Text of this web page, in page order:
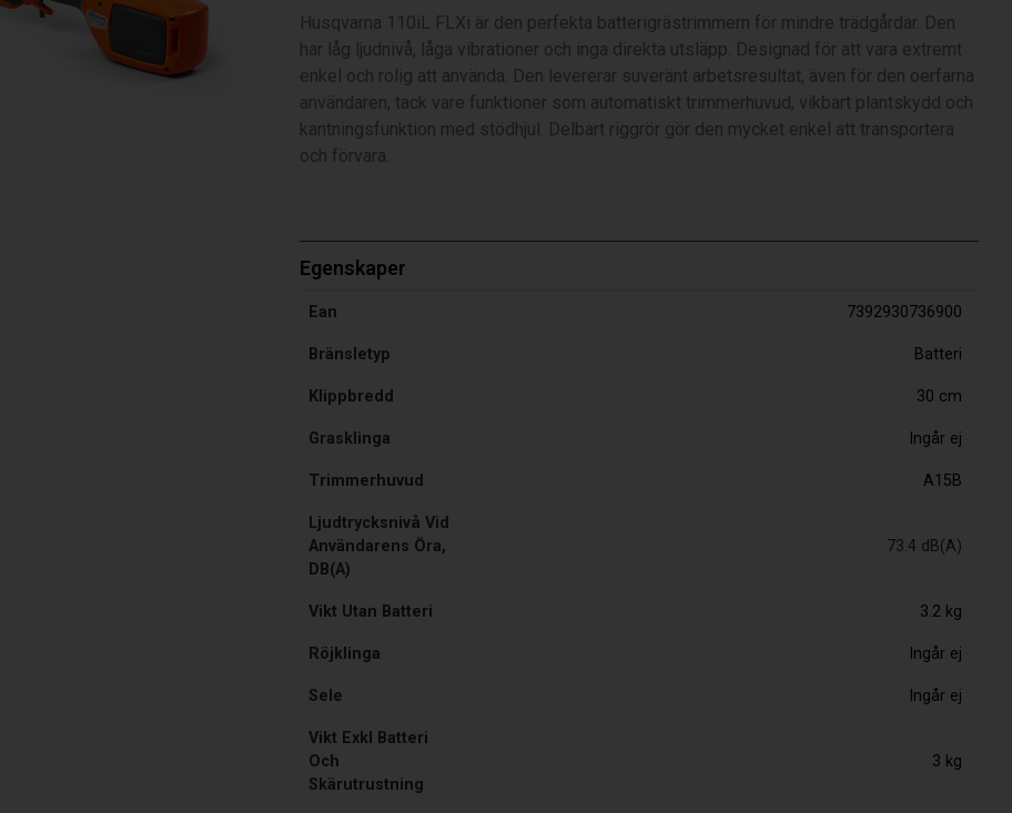
Husqvarna 110iL FLXi är den perfekta batterigrästrimmern för mindre trädgårdar. Den
har låg ljudnivå, låga vibrationer och inga direkta utsläpp. Designad för att vara extremt
enkel och rolig att använda. Den levererar suveränt arbetsresultat, även för den oerfarna
användaren, tack vare funktioner som automatiskt trimmerhuvud, vikbart plantskydd och
kantningsfunktion med stödhjul. Delbart riggrör gör den mycket enkel att transportera
och förvara.
Egenskaper
Ean 7392930736900
Bränsletyp Batteri
Klippbredd 30 cm
Grasklinga Ingår ej
Trimmerhuvud A15B
Ljudtrycksnivå Vid
Användarens Öra,
DB(A)
73.4 dB(A)
Vikt Utan Batteri 3.2 kg
Röjklinga Ingår ej
Sele Ingår ej
Vikt Exkl Batteri
Och
Skärutrustning
3 kg